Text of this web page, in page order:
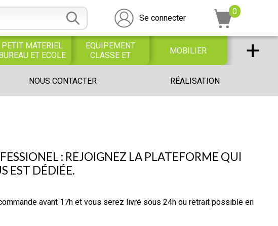
Se connecter
0
PETIT MATERIEL
ET ECOLE
EQUIPEMENT
CLASSE ET
BUREAU
MOBILIER
MANUELS
PROFESSIONNEL
UNIVERS PETITE
ENFANCE
+
NOUS CONTACTER RÉALISATION
: REJOIGNEZ LA PLATEFORME QUI
EST DÉDIÉE.
avant 17h et vous serez livré sous 24h ou retrait possible en